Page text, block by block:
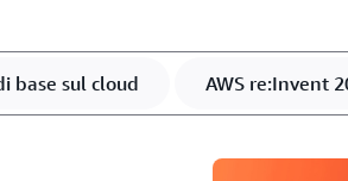
base sul cloud AWS re:Invent